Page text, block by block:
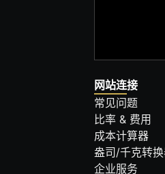
网站连接
常见问题
比率 & 费用
成本计算器
盎司/千克转
企业服务